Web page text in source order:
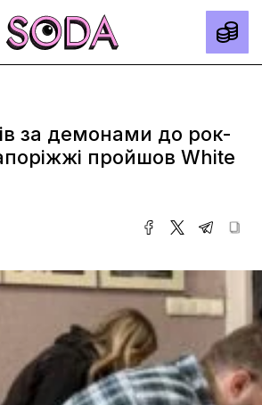
матеріалів
за демонами до рок-
пройшов White